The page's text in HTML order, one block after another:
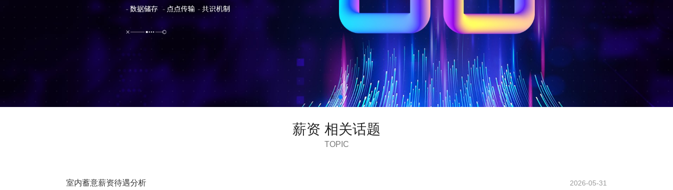
薪资 相关话题
TOPIC
室内蓄意薪资待遇分析 2026-05-31